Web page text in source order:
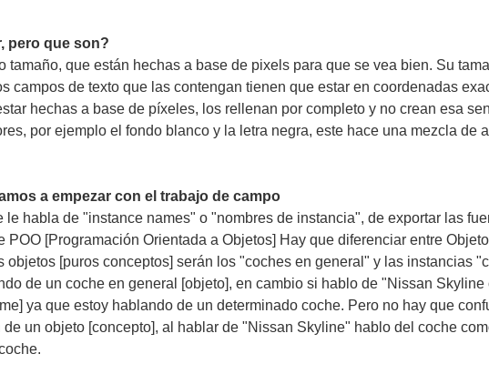
pero que son?
tamaño, que están hechas a base de pixels para que se vea bien. Su
campos de texto que las contengan tienen que estar en coordenadas
hechas a base de píxeles, los rellenan por completo y no crean esa
por ejemplo el fondo blanco y la letra negra, este hace una mezcla de
a empezar con el trabajo de campo
le habla de "instance names" o "nombres de instancia", de exportar las
[Programación Orientada a Objetos] Hay que diferenciar entre
objetos [puros conceptos] serán los "coches en general" y las instancias
de un coche en general [objeto], en cambio si hablo de "Nissan
ya que estoy hablando de un determinado coche. Pero no hay que
un objeto [concepto], al hablar de "Nissan Skyline" hablo del coche